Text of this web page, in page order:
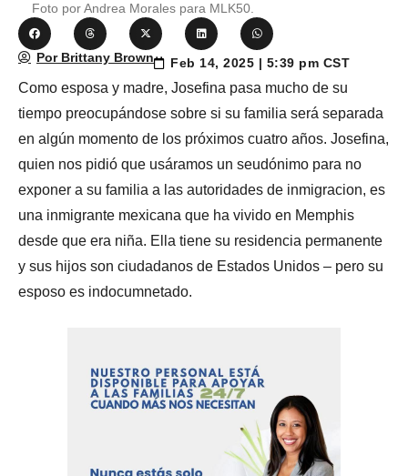
Foto por Andrea Morales para MLK50.
Por Brittany Brown Feb 14, 2025 | 5:39 pm CST
Como esposa y madre, Josefina pasa mucho de su
tiempo preocupándose sobre si su familia será separada
en algún momento de los próximos cuatro años. Josefina,
quien nos pidió que usáramos un seudónimo para no
exponer a su familia a las autoridades de inmigracion, es
una inmigrante mexicana que ha vivido en Memphis
desde que era niña. Ella tiene su residencia permanente
y sus hijos son ciudadanos de Estados Unidos – pero su
esposo es indocumnetado.